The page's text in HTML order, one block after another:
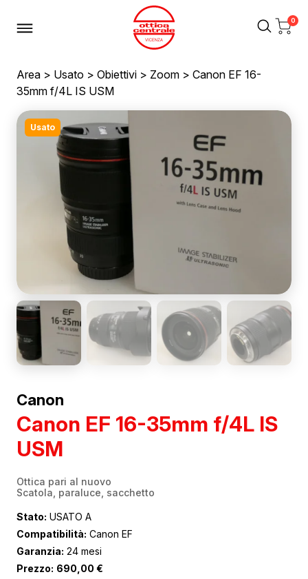
0
Area > Usato > Obiettivi > Zoom > Canon EF 16-
35mm f/4L IS USM
Usato
Canon
Canon EF 16-35mm f/4L IS
USM
Ottica pari al nuovo
Scatola, paraluce, sacchetto
Stato: USATO A
Compatibilità: Canon EF
Garanzia: 24 mesi
Prezzo: 690,00 €